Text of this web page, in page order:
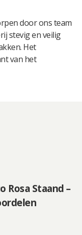
door ons team
stevig en veilig
Het
van het
Rosa Staand –